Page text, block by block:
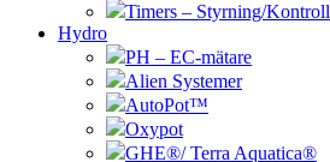
Timers – Styrning/Kontroll
Hydro
PH – EC-mätare
Alien Systemer
AutoPot™
Oxypot
GHE®/ Terra Aquatica®